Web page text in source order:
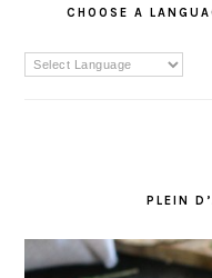
CHOOSE A
PLEIN